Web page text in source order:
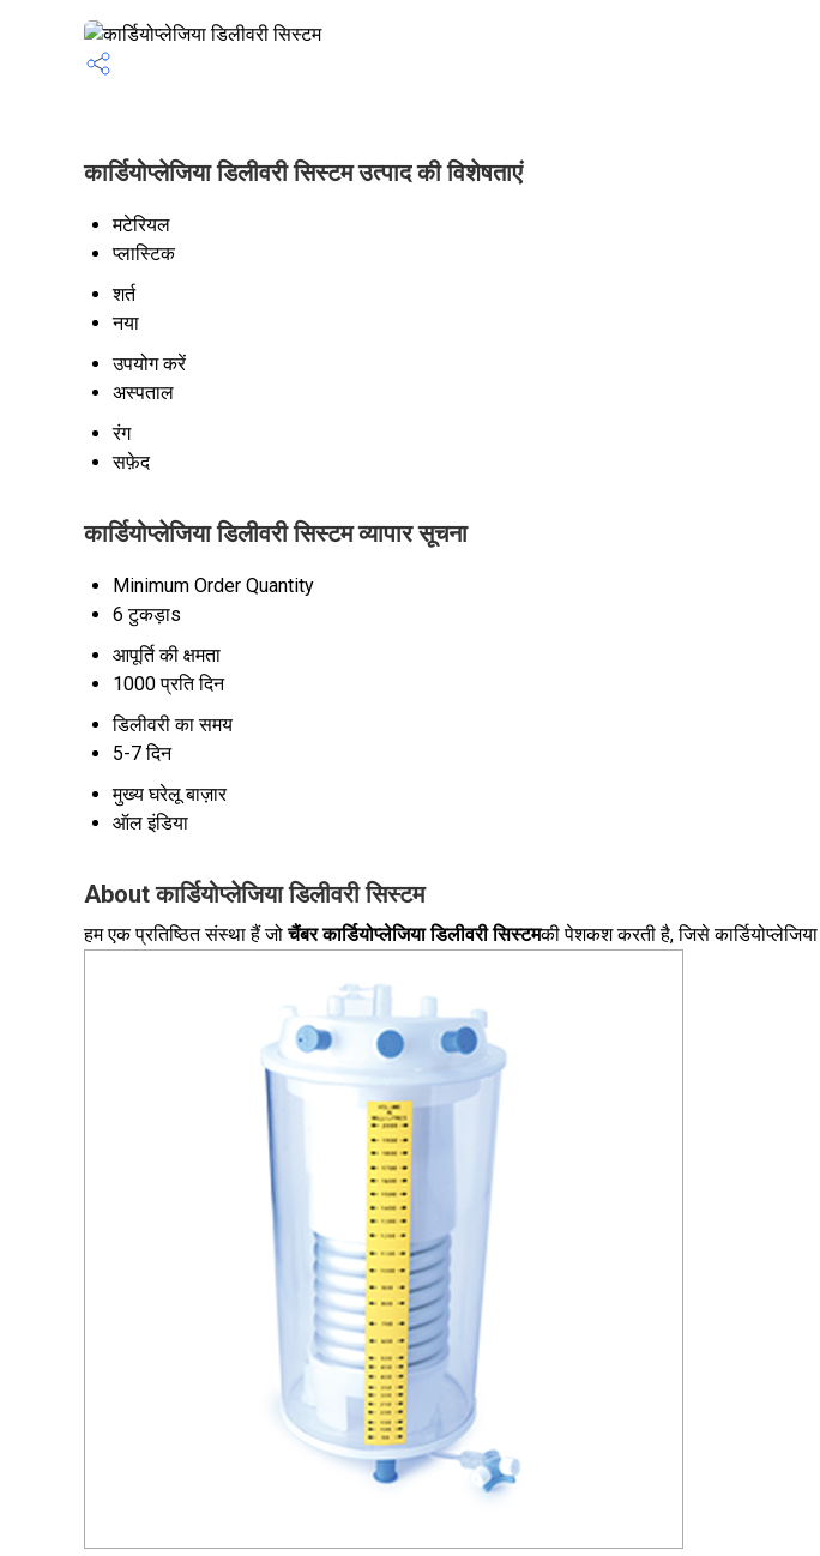
कार्डियोप्लेजिया डिलीवरी सिस्टम उत्पाद की विशेषताएं
मटेरियल
प्लास्टिक
शर्त
नया
उपयोग करें
अस्पताल
रंग
सफ़ेद
कार्डियोप्लेजिया डिलीवरी सिस्टम व्यापार सूचना
Minimum Order Quantity
6 टुकड़ाs
आपूर्ति की क्षमता
1000 प्रति दिन
डिलीवरी का समय
5-7 दिन
मुख्य घरेलू बाज़ार
ऑल इंडिया
About कार्डियोप्लेजिया डिलीवरी सिस्टम
हम एक प्रतिष्ठित संस्था हैं जोचैंबर कार्डियोप्लेजिया डिलीवरी सिस्टमकी पेशकश करती है, जिसे